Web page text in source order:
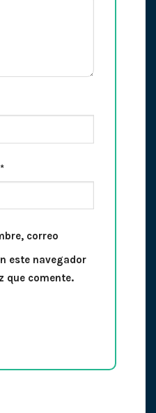
*
correo
este navegador
que comente.